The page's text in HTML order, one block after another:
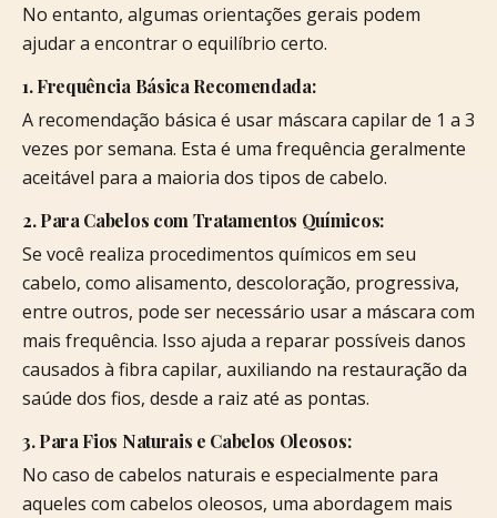
No entanto, algumas orientações gerais podem
ajudar a encontrar o equilíbrio certo.
1. Frequência Básica Recomendada:
A recomendação básica é usar máscara capilar de 1 a 3
vezes por semana. Esta é uma frequência geralmente
aceitável para a maioria dos tipos de cabelo.
2. Para Cabelos com Tratamentos Químicos:
Se você realiza procedimentos químicos em seu
cabelo, como alisamento, descoloração, progressiva,
entre outros, pode ser necessário usar a máscara com
mais frequência. Isso ajuda a reparar possíveis danos
causados à fibra capilar, auxiliando na restauração da
saúde dos fios, desde a raiz até as pontas.
3. Para Fios Naturais e Cabelos Oleosos:
No caso de cabelos naturais e especialmente para
aqueles com cabelos oleosos, uma abordagem mais